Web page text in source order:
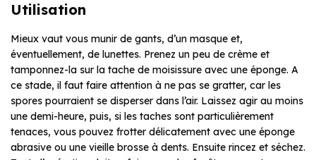
Utilisation
Mieux vaut vous munir de gants, d’un masque et,
éventuellement, de lunettes. Prenez un peu de crème et
tamponnez-la sur la tache de moisissure avec une éponge. A
ce stade, il faut faire attention à ne pas se gratter, car les
spores pourraient se disperser dans l’air. Laissez agir au moins
une demi-heure, puis, si les taches sont particulièrement
tenaces, vous pouvez frotter délicatement avec une éponge
abrasive ou une vieille brosse à dents. Ensuite rincez et séchez.